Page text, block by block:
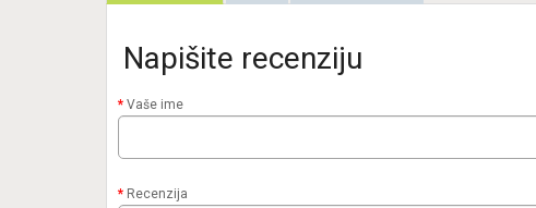
Napišite recenziju
Vaše ime
Recenzija